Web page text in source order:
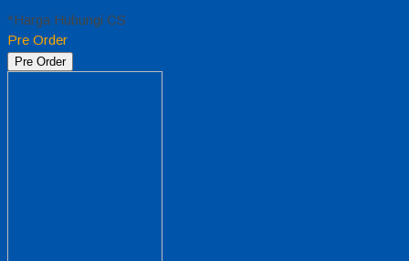
*Harga Hubungi CS
Pre Order
Pre Order